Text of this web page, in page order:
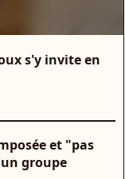
s'y invite en
et "pas
groupe